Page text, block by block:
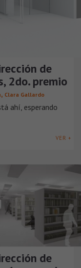
de
2do. premio
, Clara Gallardo
ahí, esperando
VER +
de